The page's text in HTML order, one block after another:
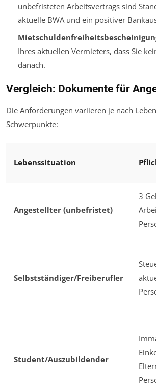
unbefristeten Arbeitsvertrags sind
aktuelle BWA und ein positiver
Ihres aktuellen Vermieters, dass Sie
danach.
Vergleich: Dokumente für
Die Anforderungen variieren je nach
Schwerpunkte:
Lebenssituation
Angestellter (unbefristet)
3
Selbstständiger/Freiberufler
Student/Auszubildender